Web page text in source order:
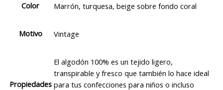
Color Marrón, turquesa, beige sobre fondo coral
Motivo Vintage
Propiedades
El algodón 100% es un tejido ligero,
transpirable y fresco que también lo hace ideal
para tus confecciones para niños o incluso